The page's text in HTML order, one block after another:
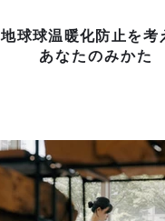
地球球温暖化防止を考
あなたのみかた